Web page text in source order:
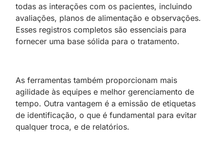
todas as interações com os pacientes, incluindo
avaliações, planos de alimentação e observações.
Esses registros completos são essenciais para
fornecer uma base sólida para o tratamento.
As ferramentas também proporcionam mais
agilidade às equipes e melhor gerenciamento de
tempo. Outra vantagem é a emissão de etiquetas
de identificação, o que é fundamental para evitar
qualquer troca, e de relatórios.